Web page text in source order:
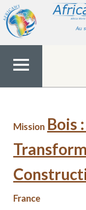
contenu
MENU
Mission Bois
France